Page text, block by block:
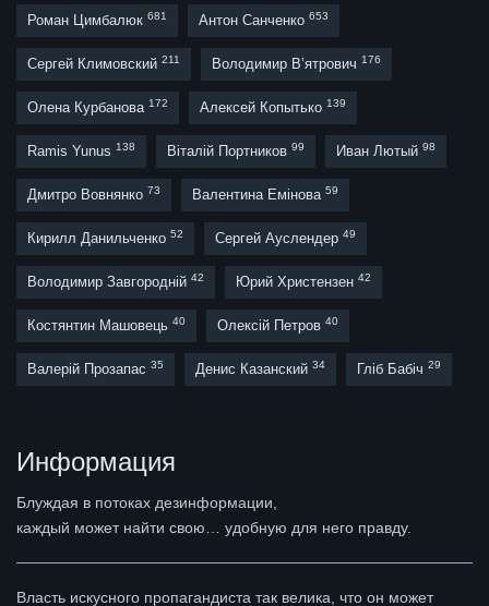
Роман Цимбалюк 681 Антон Санченко 653
Сергей Климовский 211 Володимир В’ятрович 176
Олена Курбанова 172 Алексей Копытько 139
Ramis Yunus 138 Віталій Портников 99 Иван Лютый 98
Дмитро Вовнянко 73 Валентина Емінова 59
Кирилл Данильченко 52 Сергей Ауслендер 49
Володимир Завгородній 42 Юрий Христензен 42
Костянтин Машовець 40 Олексій Петров 40
Валерій Прозапас 35 Денис Казанский 34 Гліб Бабіч 29
Информация
Блуждая в потоках дезинформации,
каждый может найти свою… удобную для него правду.
Власть искусного пропагандиста так велика, что он может